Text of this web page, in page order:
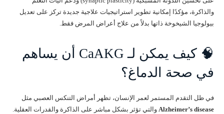
والذاكرة، مؤكدًا إمكانية تطوير استراتيجيات علاجية جديدة تركز على تعديل
بيولوجيا الشيخوخة ذاتها بدلاً من علاج أعراض المرض فقط.
🧠 كيف يمكن لـ CaAKG أن يساهم
في صحة الدماغ؟
في ظل التقدم المستمر لعمر الإنسان، تظهر أمراض التنكس العصبي مثل
Alzheimer’s disease والتي تؤثر بشكل مباشر على الذاكرة والقدرات العقلية.